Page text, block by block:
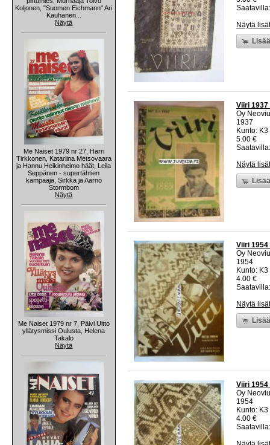
Koljonen, "Suomen Eichmann" Ari
Kauhanen...
Näytä
Me Naiset 1979 nr 27, Harri
Tirkkonen, Katariina Metsovaara
ja Hannu Heikinheimo häät, Leila
Seppänen - supertähtien
kampaaja, Sirkka ja Aarno
Stormbom
Näytä
Me Naiset 1979 nr 7, Päivi Uitto
yllätysmissi Oulusta, Helena
Takalo
Näytä
Näytä
Viiri 1937
Oy
1937
Kunto:
5.00 €
Näytä
Viiri 1954
Oy
1954
Kunto:
4.00 €
Näytä
Viiri 1954
Oy
1954
Kunto:
4.00 €